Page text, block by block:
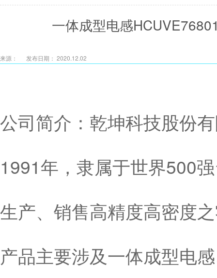
一体成型电感
来源： 发布日期： 2020.12.02
公司简介：乾坤科技股份
1991年，隶属于世界500
生产、销售高精度高密度
产品主要涉及一体成型电